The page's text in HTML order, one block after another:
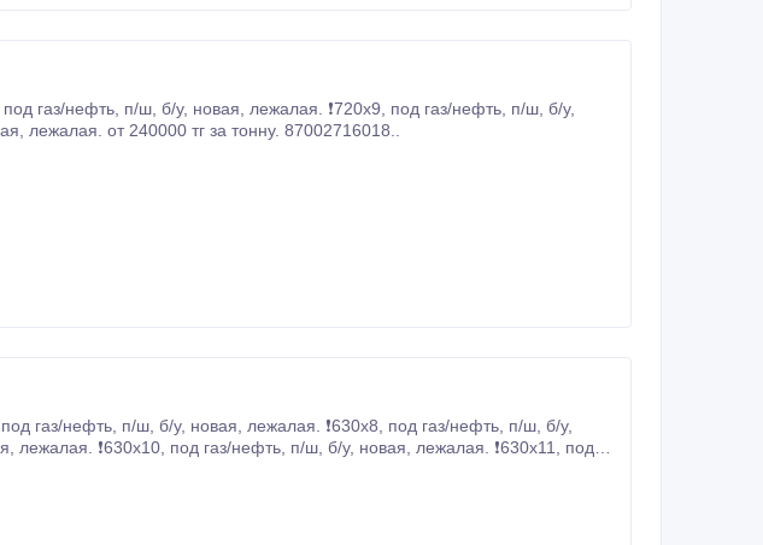
новая, лежалая. ❗720х10, под газ/нефть, п/ш, б/у, новая, лежалая. от 240000 тг за тонну. 87002716018..